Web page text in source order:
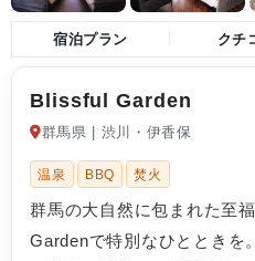
宿泊プラン クチ
Blissful Garden
群馬県 | 渋川・伊香保
温泉 BBQ 焚火
群馬の大自然に包まれた至
Gardenで特別なひとときを